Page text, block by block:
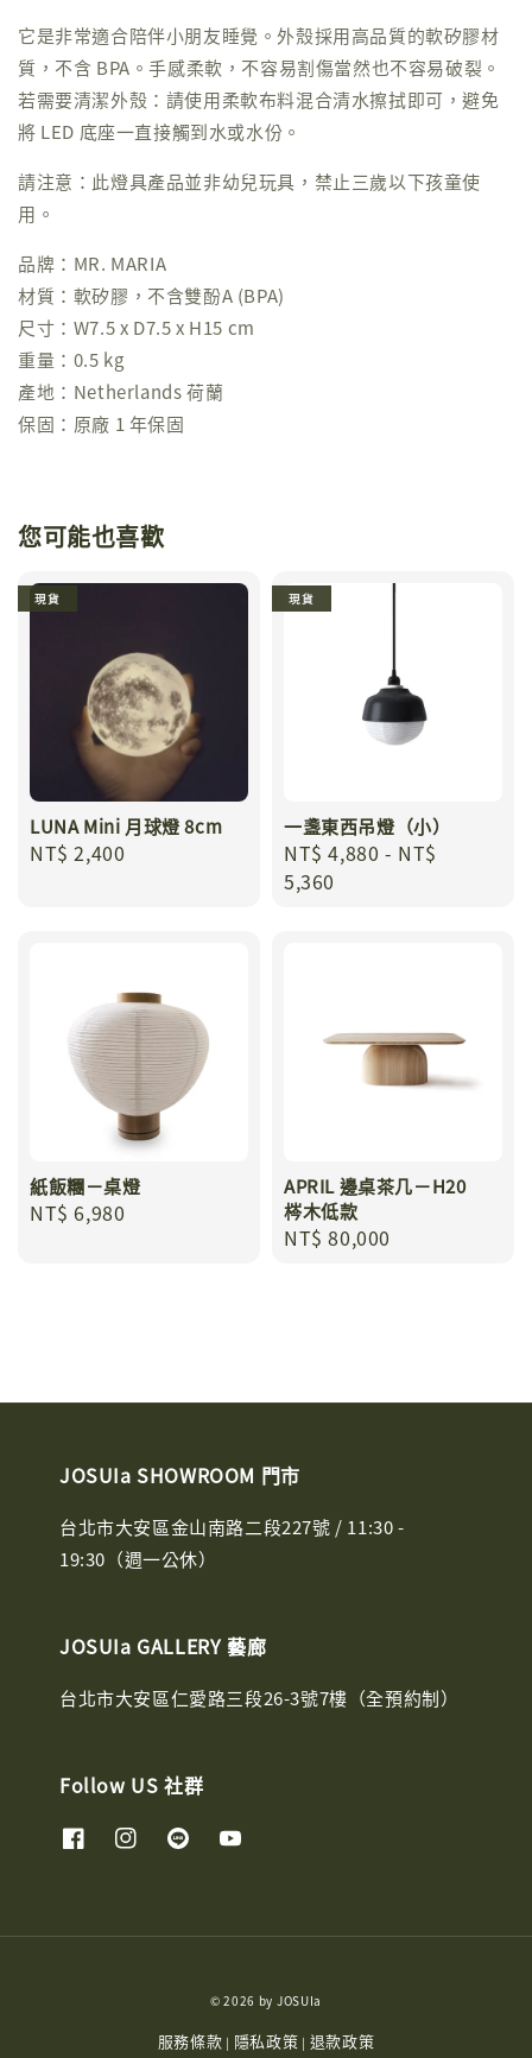
它是非常適合陪伴小朋友睡覺。外殼採用高品質的軟矽膠材
質，不含 BPA。手感柔軟，不容易割傷當然也不容易破裂。
若需要清潔外殼：請使用柔軟布料混合清水擦拭即可，避免
將 LED 底座一直接觸到水或水份。
請注意：此燈具產品並非幼兒玩具，禁止三歲以下孩童使
用。
品牌：MR. MARIA
材質：軟矽膠，不含雙酚A (BPA)
尺寸：W7.5 x D7.5 x H15 cm
重量：0.5 kg
產地：Netherlands 荷蘭
保固：原廠 1 年保固
您可能也喜歡
現貨
LUNA Mini 月球燈 8cm
Regular
NT$ 2,400
現貨
一盞東西吊燈（小）
Regular
price
NT$ 4,880 - NT$
5,360
紙飯糰－桌燈
Regular
NT$ 6,980
APRIL 邊桌茶几－H20
梣木低款
Regular
NT$ 80,000
JOSUIa SHOWROOM 門市
台北市大安區金山南路二段227號 / 11:30 -
19:30（週一公休）
JOSUIa GALLERY 藝廊
台北市大安區仁愛路三段26-3號7樓（全預約制）
Follow US 社群
© 2026 by JOSUIa
服務條款 | 隱私政策 | 退款政策